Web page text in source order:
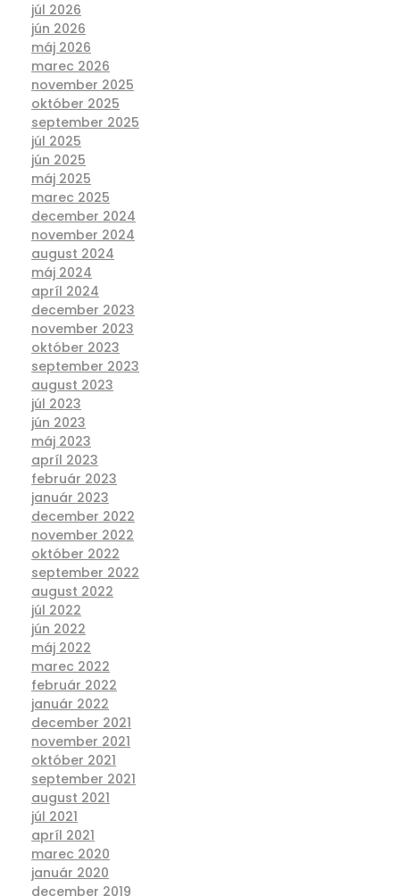
júl 2026
jún 2026
máj 2026
marec 2026
november 2025
október 2025
september 2025
júl 2025
jún 2025
máj 2025
marec 2025
december 2024
november 2024
august 2024
máj 2024
apríl 2024
december 2023
november 2023
október 2023
september 2023
august 2023
júl 2023
jún 2023
máj 2023
apríl 2023
február 2023
január 2023
december 2022
november 2022
október 2022
september 2022
august 2022
júl 2022
jún 2022
máj 2022
marec 2022
február 2022
január 2022
december 2021
november 2021
október 2021
september 2021
august 2021
júl 2021
apríl 2021
marec 2020
január 2020
december 2019